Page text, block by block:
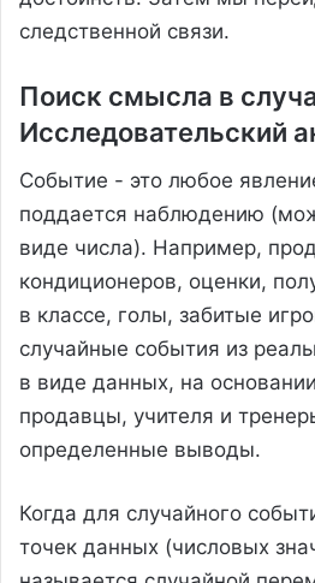
следственной связи.
Поиск смысла в
Исследовательский
Событие - это любое
поддается наблюдению
виде числа). Например,
кондиционеров, оценки,
в классе, голы, забитые
случайные события из
в виде данных, на
продавцы, учителя и
определенные выводы.
Когда для случайного
точек данных (числовых